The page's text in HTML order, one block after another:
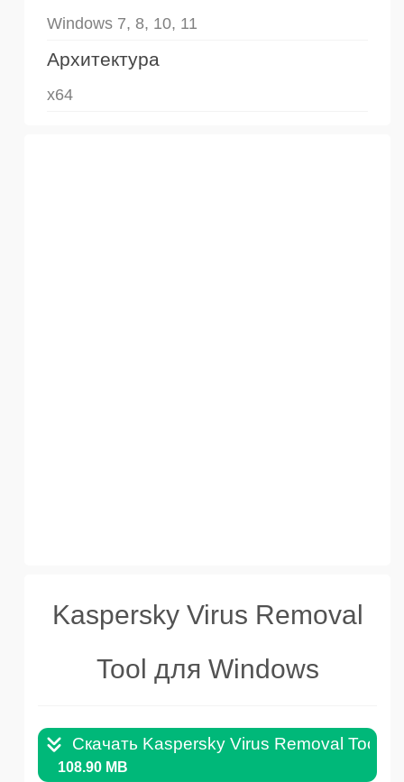
Windows 7, 8, 10, 11
Архитектура
x64
Kaspersky Virus Removal
Tool для Windows
Скачать Kaspersky Virus Removal Tool
108.90 MB